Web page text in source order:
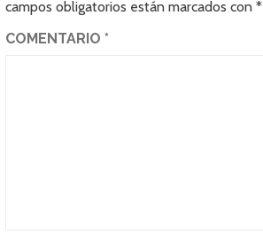
campos obligatorios están marcados con*
COMENTARIO*